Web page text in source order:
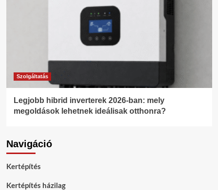
Szolgáltatás
Legjobb hibrid inverterek 2026-ban: mely
megoldások lehetnek ideálisak otthonra?
Navigáció
Kertépítés
Kertépítés házilag